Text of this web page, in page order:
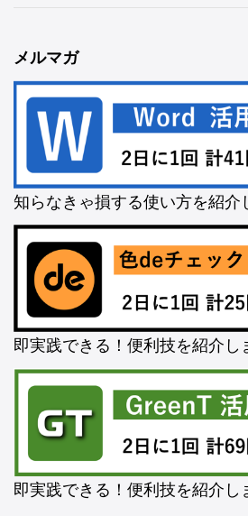
メルマガ
知らなきゃ損する使い方を紹介
即実践できる！便利技を紹介し
即実践できる！便利技を紹介し